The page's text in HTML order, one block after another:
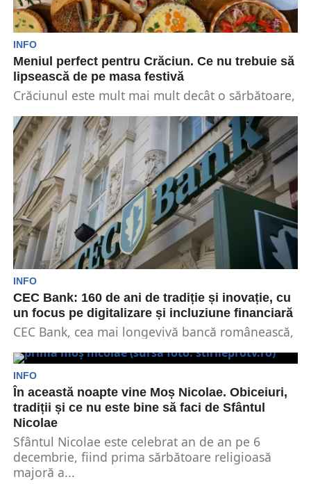
INFO
Meniul perfect pentru Crăciun. Ce nu trebuie să
lipsească de pe masa festivă
Crăciunul este mult mai mult decât o sărbătoare,
INFO
CEC Bank: 160 de ani de tradiție și inovație, cu
un focus pe digitalizare și incluziune financiară
CEC Bank, cea mai longevivă bancă românească,
a...
INFO
În această noapte vine Moș Nicolae. Obiceiuri,
tradiții și ce nu este bine să faci de Sfântul
Nicolae
Sfântul Nicolae este celebrat an de an pe 6
decembrie, fiind prima sărbătoare religioasă
majoră a...